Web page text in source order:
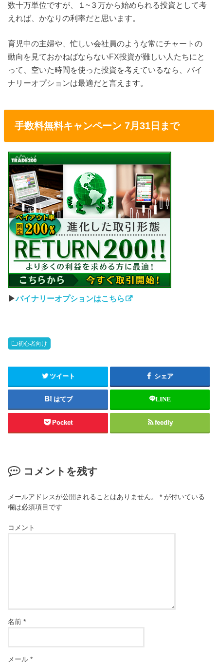
数十万単位ですが、１~３万から始められる投資として考
えれば、かなりの利率だと思います。
育児中の主婦や、忙しい会社員のような常にチャートの
動向を見ておかねばならないFX投資が難しい人たちにと
って、空いた時間を使った投資を考えているなら、バイ
ナリーオプションは最適だと言えます。
手数料無料キャンペーン 7月31日まで
▶︎バイナリーオプションはこちら
初心者向け
ツイート シェア
はてブ LINE
Pocket feedly
コメントを残す
メールアドレスが公開されることはありません。 * が付いている
欄は必須項目です
コメント
名前*
メール*